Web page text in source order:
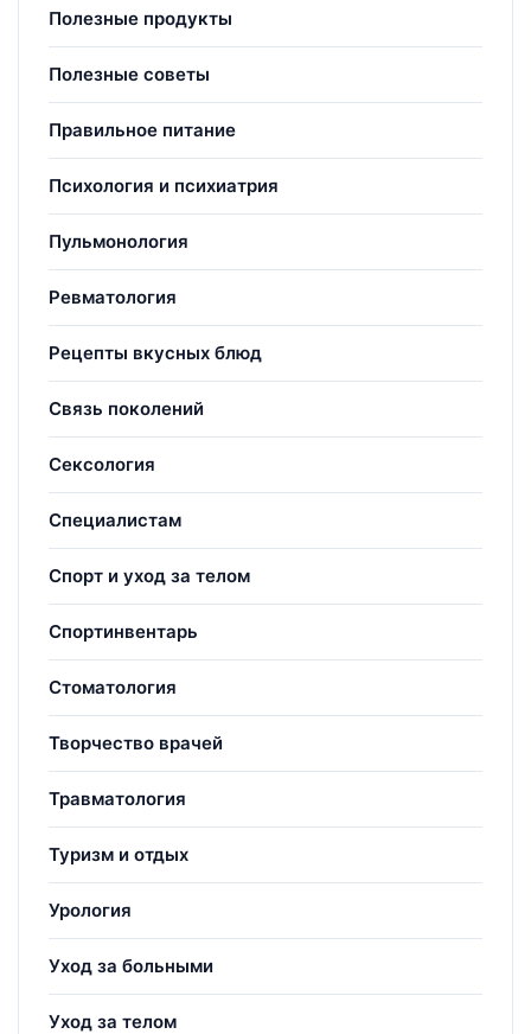
Полезные продукты
Полезные советы
Правильное питание
Психология и психиатрия
Пульмонология
Ревматология
Рецепты вкусных блюд
Связь поколений
Сексология
Специалистам
Спорт и уход за телом
Спортинвентарь
Стоматология
Творчество врачей
Травматология
Туризм и отдых
Урология
Уход за больными
Уход за телом